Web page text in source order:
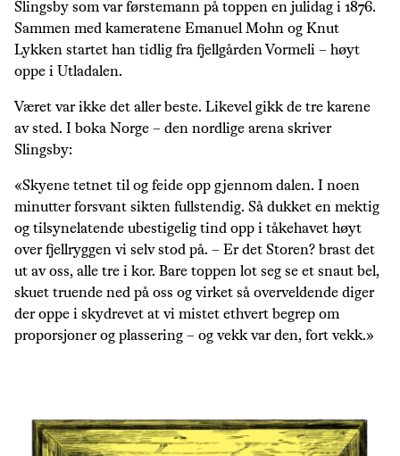
Slingsby som var førstemann på toppen en julidag i 1876.
Sammen med kameratene Emanuel Mohn og Knut
Lykken startet han tidlig fra fjellgården Vormeli – høyt
oppe i Utladalen.
Været var ikke det aller beste. Likevel gikk de tre karene
av sted. I boka Norge – den nordlige arena skriver
Slingsby:
«Skyene tetnet til og feide opp gjennom dalen. I noen
minutter forsvant sikten fullstendig. Så dukket en mektig
og tilsynelatende ubestigelig tind opp i tåkehavet høyt
over fjellryggen vi selv stod på. – Er det Storen? brast det
ut av oss, alle tre i kor. Bare toppen lot seg se et snaut bel,
skuet truende ned på oss og virket så overveldende diger
der oppe i skydrevet at vi mistet ethvert begrep om
proporsjoner og plassering – og vekk var den, fort vekk.»